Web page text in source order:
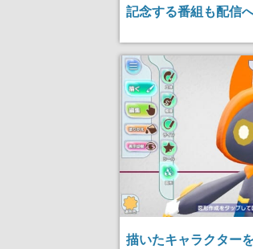
記念する番組も配信
描いたキャラクター